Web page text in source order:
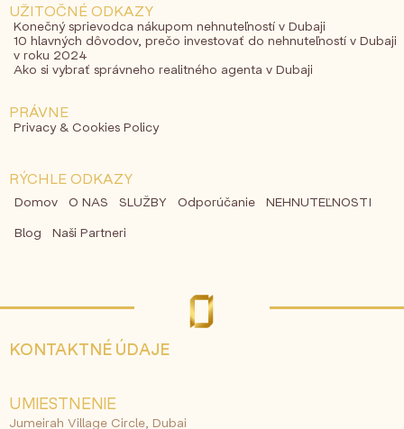
UŽITOČNÉ ODKAZY
Konečný sprievodca nákupom nehnuteľností v Dubaji
10 hlavných dôvodov, prečo investovať do nehnuteľností v Dubaji
v roku 2024
Ako si vybrať správneho realitného agenta v Dubaji
PRÁVNE
Privacy & Cookies Policy
RÝCHLE ODKAZY
Domov O NAS SLUŽBY Odporúčanie
NEHNUTEĽNOSTI
Blog
Naši Partneri
KONTAKTNÉ ÚDAJE
UMIESTNENIE
Jumeirah Village Circle, Dubai